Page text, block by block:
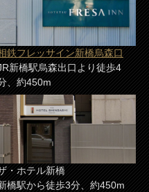
鉄フレッサイン新橋烏森口
新橋駅烏森出口より徒歩4
、約450m
・ホテル新橋
橋駅から徒歩3分、約450m